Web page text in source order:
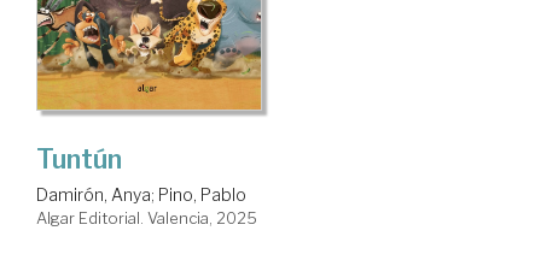
Tuntún
Damirón, Anya; Pino, Pablo
Algar Editorial. Valencia, 2025